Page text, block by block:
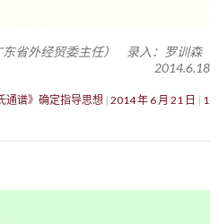
东省外经贸委主任） 录入：罗训森
2014.6.18
通谱》确定指导思想 2014 年 6 月 21 日
1